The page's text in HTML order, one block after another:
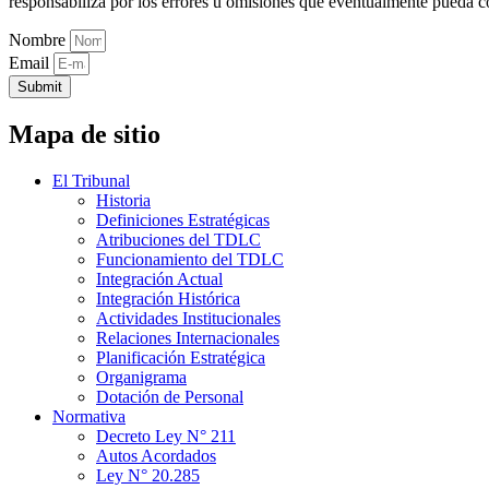
Nombre
Email
Submit
Mapa de sitio
El Tribunal
Historia
Definiciones Estratégicas
Atribuciones del TDLC
Funcionamiento del TDLC
Integración Actual
Integración Histórica
Actividades Institucionales
Relaciones Internacionales
Planificación Estratégica
Organigrama
Dotación de Personal
Normativa
Decreto Ley N° 211
Autos Acordados
Ley N° 20.285